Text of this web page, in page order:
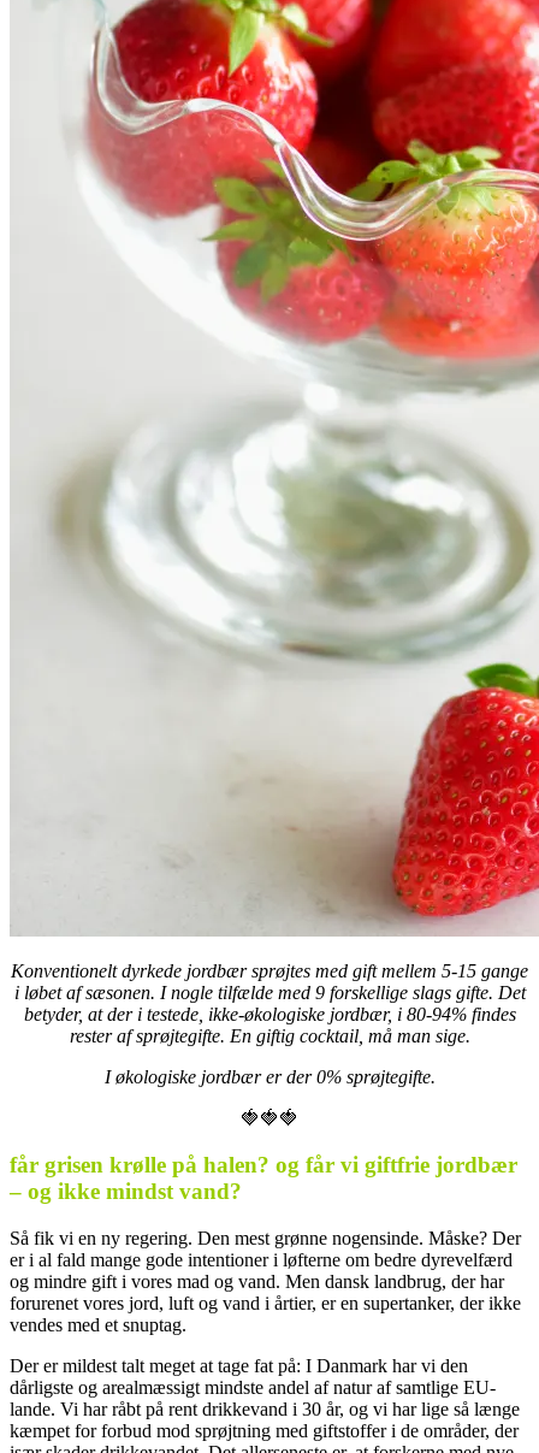
Konventionelt dyrkede jordbær sprøjtes med gift mellem 5-15 gange
i løbet af sæsonen. I nogle tilfælde med 9 forskellige slags gifte. Det
betyder, at der i testede, ikke-økologiske jordbær, i 80-94% findes
rester af sprøjtegifte. En giftig cocktail, må man sige.
I økologiske jordbær er der 0% sprøjtegifte.
🍓🍓🍓
får grisen krølle på halen? og får vi giftfrie jordbær
– og ikke mindst vand?
Så fik vi en ny regering. Den mest grønne nogensinde. Måske? Der
er i al fald mange gode intentioner i løfterne om bedre dyrevelfærd
og mindre gift i vores mad og vand. Men dansk landbrug, der har
forurenet vores jord, luft og vand i årtier, er en supertanker, der ikke
vendes med et snuptag.
Der er mildest talt meget at tage fat på: I Danmark har vi den
dårligste og arealmæssigt mindste andel af natur af samtlige EU-
lande. Vi har råbt på rent drikkevand i 30 år, og vi har lige så længe
kæmpet for forbud mod sprøjtning med giftstoffer i de områder, der